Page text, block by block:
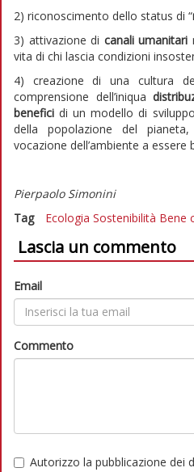
2) riconoscimento dello status di “
3) attivazione di canali umanitari
vita di chi lascia condizioni
4) creazione di una cultura
comprensione dell’iniqua
benefici di un modello di
della popolazione del
vocazione dell’ambiente a essere
Pierpaolo Simonini
Tag
Ecologia Sostenibilità Bene
Lascia un commento
Email
Commento
Autorizzo la pubblicazione dei